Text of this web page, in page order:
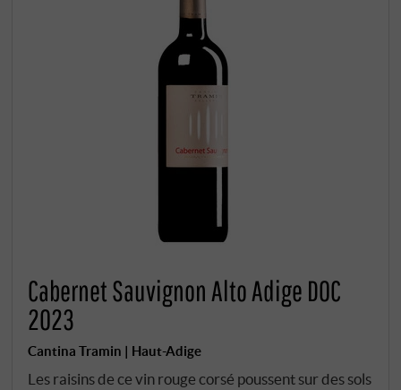
Cabernet Sauvignon Alto Adige DOC
2023
Cantina Tramin | Haut-Adige
Les raisins de ce vin rouge corsé poussent sur des sols